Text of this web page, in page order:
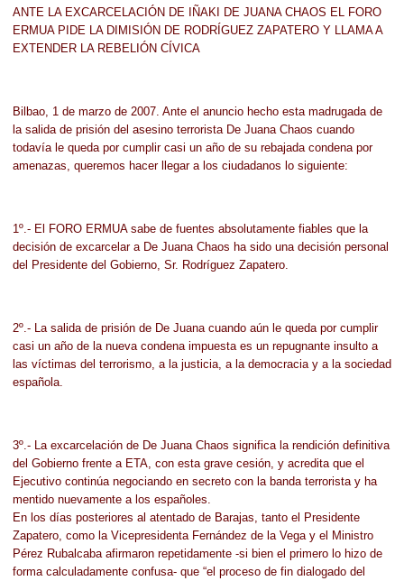
ANTE LA EXCARCELACIÓN DE IÑAKI DE JUANA CHAOS EL FORO
ERMUA PIDE LA DIMISIÓN DE RODRÍGUEZ ZAPATERO Y LLAMA A
EXTENDER LA REBELIÓN CÍVICA
Bilbao, 1 de marzo de 2007. Ante el anuncio hecho esta madrugada de
la salida de prisión del asesino terrorista De Juana Chaos cuando
todavía le queda por cumplir casi un año de su rebajada condena por
amenazas, queremos hacer llegar a los ciudadanos lo siguiente:
1º.- El FORO ERMUA sabe de fuentes absolutamente fiables que la
decisión de excarcelar a De Juana Chaos ha sido una decisión personal
del Presidente del Gobierno, Sr. Rodríguez Zapatero.
2º.- La salida de prisión de De Juana cuando aún le queda por cumplir
casi un año de la nueva condena impuesta es un repugnante insulto a
las víctimas del terrorismo, a la justicia, a la democracia y a la sociedad
española.
3º.- La excarcelación de De Juana Chaos significa la rendición definitiva
del Gobierno frente a ETA, con esta grave cesión, y acredita que el
Ejecutivo continúa negociando en secreto con la banda terrorista y ha
mentido nuevamente a los españoles.
En los días posteriores al atentado de Barajas, tanto el Presidente
Zapatero, como la Vicepresidenta Fernández de la Vega y el Ministro
Pérez Rubalcaba afirmaron repetidamente -si bien el primero lo hizo de
forma calculadamente confusa- que “el proceso de fin dialogado del